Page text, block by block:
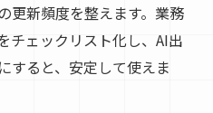
更新頻度を整えます。業務
チェックリスト化し、AI出
すると、安定して使えま